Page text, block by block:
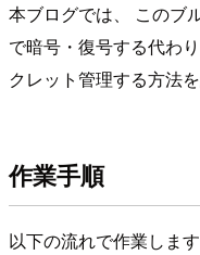
本ブログでは、 このブ
で暗号・復号する代わり
クレット管理する方法を
作業手順
以下の流れで作業します